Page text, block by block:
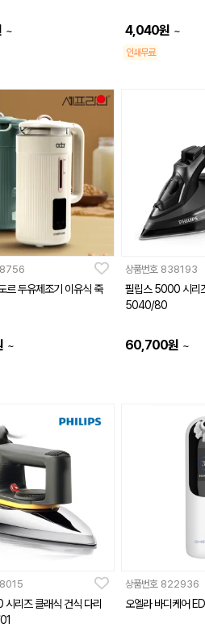
~ 4,040원 ~
인쇄무료
르 두유제조기 이유식 죽
~
상품번호 838193
필립스 5000 시리
5040/80
60,700원 ~
리즈 클래식 건식 다리
상품번호 822936
오엘라 바디케어